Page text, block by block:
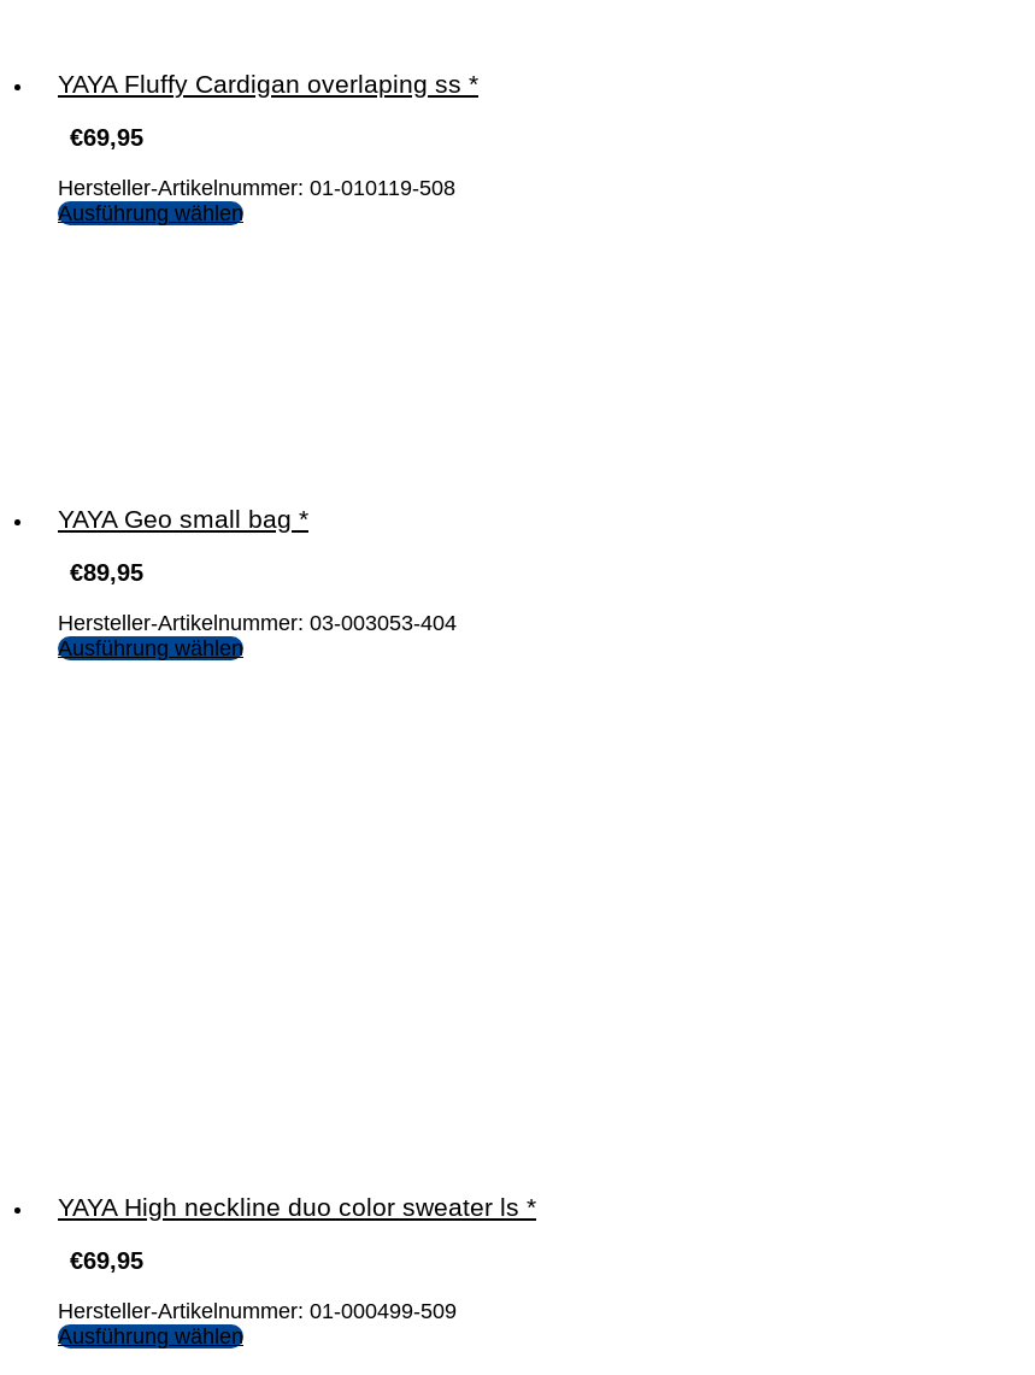
YAYA Fluffy Cardigan overlaping ss *
€69,95
Hersteller-Artikelnummer: 01-010119-508
Ausführung wählen
YAYA Geo small bag *
€89,95
Hersteller-Artikelnummer: 03-003053-404
Ausführung wählen
YAYA High neckline duo color sweater ls *
€69,95
Hersteller-Artikelnummer: 01-000499-509
Ausführung wählen